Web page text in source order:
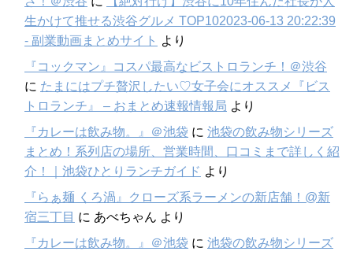
生かけて推せる渋谷グルメ TOP102023-06-13 20:22:39
- 副業動画まとめサイト より
『コックマン』コスパ最高なビストロランチ！＠渋谷
に たまにはプチ贅沢したい♡女子会にオススメ『ビス
トロランチ』 – おまとめ速報情報局 より
『カレーは飲み物。』＠池袋 に 池袋の飲み物シリーズ
まとめ！系列店の場所、営業時間、口コミまで詳しく紹
介！｜池袋ひとりランチガイド より
『らぁ麺 くろ渦』クローズ系ラーメンの新店舗！@新
宿三丁目 に あべちゃん より
『カレーは飲み物。』＠池袋 に 池袋の飲み物シリーズ